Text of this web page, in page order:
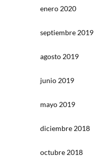
enero 2020
septiembre 2019
agosto 2019
junio 2019
mayo 2019
diciembre 2018
octubre 2018